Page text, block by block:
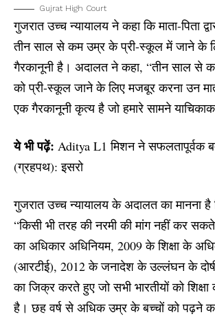
Gujrat High Court
गुजरात उच्च न्यायालय ने कहा कि माता-पिता
तीन साल से कम उम्र के प्री-स्कूल में जाने के
गैरकानूनी है। अदालत ने कहा, “तीन साल से
को प्री-स्कूल जाने के लिए मजबूर करना उन
एक गैरकानूनी कृत्य है जो हमारे सामने
ये भी पढ़ें: Aditya L1 मिशन ने सफलतापूर्वक
(ग्रहपथ): इसरो
गुजरात उच्च न्यायालय के अदालत का मानना है
“किसी भी तरह की नरमी की मांग नहीं कर सकते
का अधिकार अधिनियम, 2009 के शिक्षा के
(आरटीई), 2012 के जनादेश के उल्लंघन के
का जिक्र करते हुए जो सभी भारतीयों को
है। छह वर्ष से अधिक उम्र के बच्चों को पढ़ने